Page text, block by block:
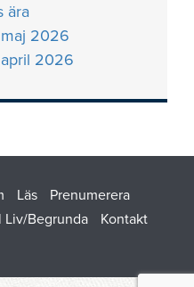
ära
maj 2026
april 2026
Läs
Prenumerera
Liv/Begrunda
Kontakt